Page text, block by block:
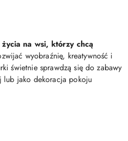
na wsi, którzy chcą
wyobraźnię, kreatywność i
świetnie sprawdzą się do zabawy
lub jako dekoracja pokoju